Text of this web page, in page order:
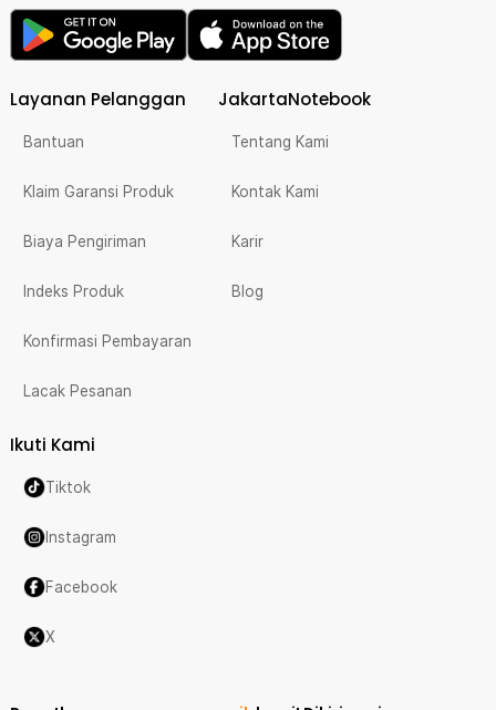
Layanan Pelanggan
Bantuan
Klaim Garansi Produk
Biaya Pengiriman
Indeks Produk
Konfirmasi Pembayaran
Lacak Pesanan
JakartaNotebook
Tentang Kami
Kontak Kami
Karir
Blog
Ikuti Kami
Tiktok
Instagram
Facebook
X